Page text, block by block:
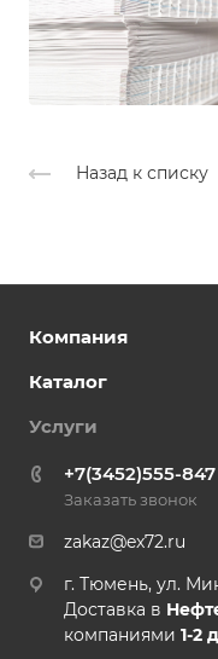
Назад к списку
Компания
Каталог
Услуги
+7(3452)555-847
Заказать звонок
zakaz@ex72.ru
г. Тюмень, ул.
Доставка в
компаниями 1-2